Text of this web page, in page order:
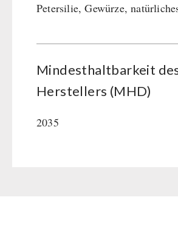
Petersilie, Gewürze,
Mindesthaltbarkeit
Herstellers (MHD)
2035